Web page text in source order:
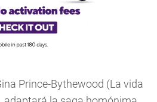
Prince-Bythewood (La vida